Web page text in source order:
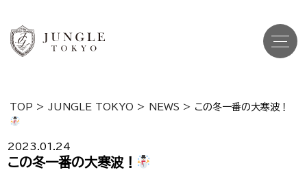
Cast
TOP > JUNGLE TOKYO > NEWS > この冬一番の大寒波！
2023.01.24
この冬一番の大寒波！